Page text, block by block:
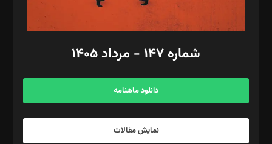
مد‌یر توسعه تجاری: کامبیز برید‌
امور مالی: شاپور رهبری، محمد‌ کاظمی‌نیا
آگهی و مشترکین: ۰۹۱۹۹۹۹۰۴۵۴
شماره ۱۴۷ - مرداد ۱۴۰۵
دانلود ماهنامه
نمایش مقالات